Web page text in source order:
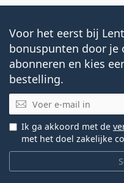
Voor het eerst bij
bonuspunten door je
abonneren en kies
bestelling.
E-mail
Ik ga akkoord met de
met het doel zakelijke